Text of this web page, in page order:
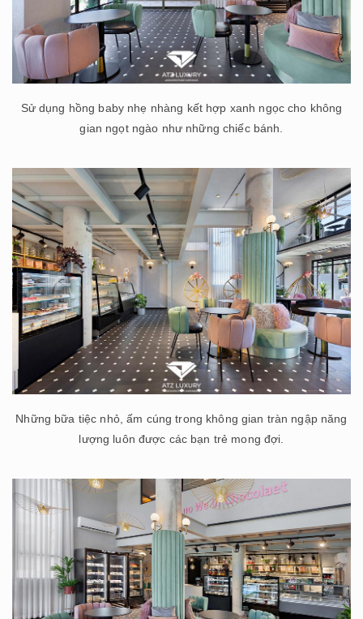
Sử dụng hồng baby nhẹ nhàng kết hợp xanh ngọc cho không
gian ngọt ngào như những chiếc bánh.
Những bữa tiệc nhỏ, ấm cúng trong không gian tràn ngập năng
lượng luôn được các bạn trẻ mong đợi.